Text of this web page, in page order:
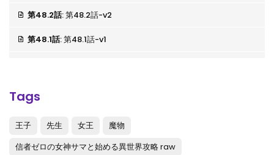
第48.2話: 第48.2話-v2
第48.1話: 第48.1話-v1
Tags
王子 先生 女王
魔物
信者ゼロの女神サマと始める異世界攻略 raw